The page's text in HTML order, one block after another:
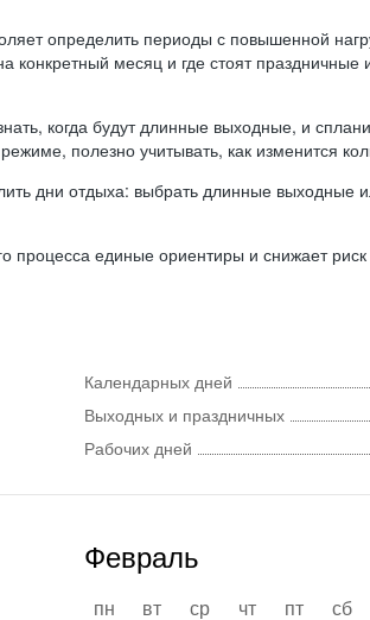
определить периоды с повышенной
конкретный месяц и где стоят
когда будут длинные выходные, и
полезно учитывать, как изменится
дни отдыха: выбрать длинные
процесса единые ориентиры и снижает
Календарных дней
Выходных и праздничных
Рабочих дней
Февраль
пн вт ср чт пт сб